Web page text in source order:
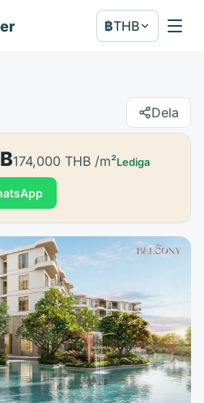
฿THB
Dela
174,000 THB /m²Lediga